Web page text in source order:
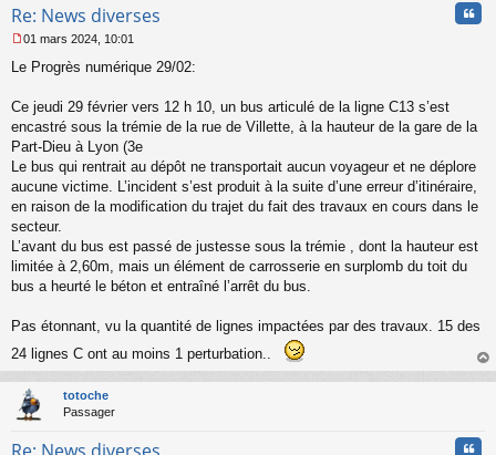
Re: News diverses
e
s
g
e
n
o
n
u
01 mars 2024, 10:01
Le Progrès numérique 29/02:
Ce jeudi 29 février vers 12 h 10, un bus articulé de la ligne C13 s’est
encastré sous la trémie de la rue de Villette, à la hauteur de la gare de la
Part-Dieu à Lyon (3e
Le bus qui rentrait au dépôt ne transportait aucun voyageur et ne déplore
aucune victime. L’incident s’est produit à la suite d’une erreur d’itinéraire,
en raison de la modification du trajet du fait des travaux en cours dans le
secteur.
L’avant du bus est passé de justesse sous la trémie , dont la hauteur est
limitée à 2,60m, mais un élément de carrosserie en surplomb du toit du
bus a heurté le béton et entraîné l’arrêt du bus.
Pas étonnant, vu la quantité de lignes impactées par des travaux. 15 des
24 lignes C ont au moins 1 perturbation..
au
totoche
Passager